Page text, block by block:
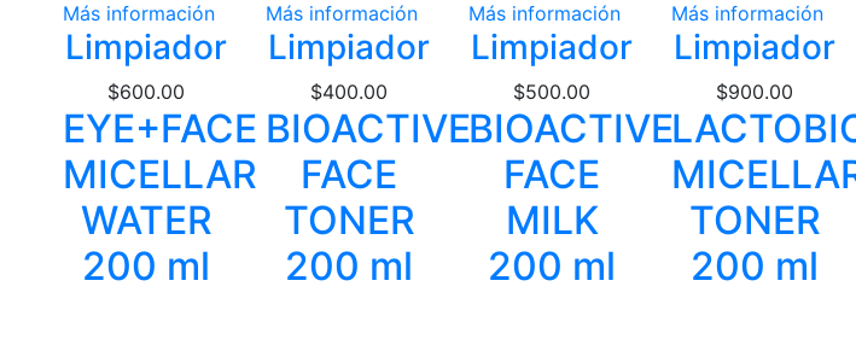
Más información
Limpiador
$600.00
EYE+FACE
MICELLAR
WATER
200 ml
Más información
Limpiador
$400.00
BIOACTIVE
FACE
TONER
200 ml
Más información
Limpiador
$500.00
BIOACTIVE
FACE
MILK
200 ml
Más información
Limpiador
$900.00
TONER
200 ml